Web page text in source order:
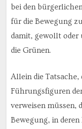
bei den
für die Bewegung
damit, gewollt oder
die Grünen.
Allein die Tatsache,
Führungsfiguren
verweisen müssen,
Bewegung, in